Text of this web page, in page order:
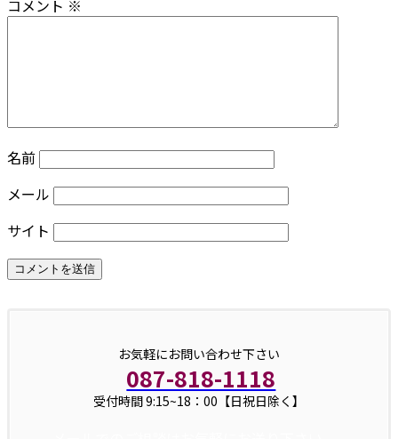
コメント ※
名前
メール
サイト
お気軽にお問い合わせ下さい
087-818-1118
受付時間 9:15~18：00【日祝日除く】